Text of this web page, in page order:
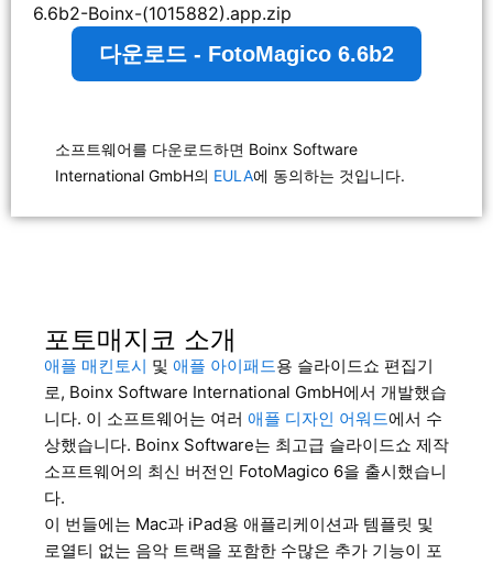
6.6b2-Boinx-(1015882).app.zip
다운로드 - FotoMagico 6.6b2
소프트웨어를 다운로드하면 Boinx Software
International GmbH의 EULA에 동의하는 것입니다.
포토매지코 소개
애플 매킨토시 및 애플 아이패드용 슬라이드쇼 편집기
로, Boinx Software International GmbH에서 개발했습
니다. 이 소프트웨어는 여러 애플 디자인 어워드에서 수
상했습니다. Boinx Software는 최고급 슬라이드쇼 제작
소프트웨어의 최신 버전인 FotoMagico 6을 출시했습니
다.
이 번들에는 Mac과 iPad용 애플리케이션과 템플릿 및
로열티 없는 음악 트랙을 포함한 수많은 추가 기능이 포